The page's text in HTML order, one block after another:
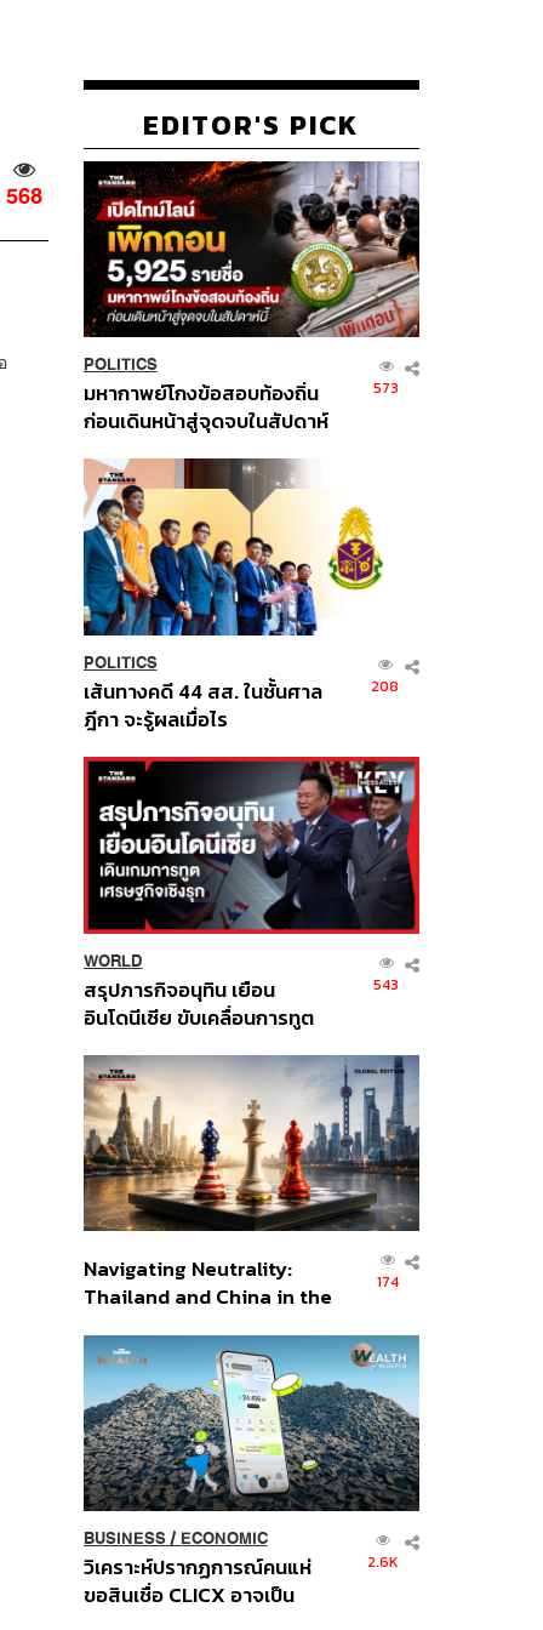
568
EDITOR'S PICK
POLITICS
มหากาพย์โกงข้อสอบท้องถิ่น
ก่อนเดินหน้าสู่จุดจบในสัปดาห์
573
POLITICS
เส้นทางคดี 44 สส. ในชั้นศาล
ฎีกา จะรู้ผลเมื่อไร
208
WORLD
สรุปภารกิจอนุทิน เยือน
อินโดนีเซีย ขับเคลื่อนการทูต
ส่วนยุทธศาสตร์ไทย –
อินโดนีเซีย
543
Navigating Neutrality:
Thailand and China in the
Order
174
BUSINESS/ ECONOMIC
วิเคราะห์ปรากฏการณ์คนแห่
ขอสินเชื่อ CLICX อาจเป็น
2.6K